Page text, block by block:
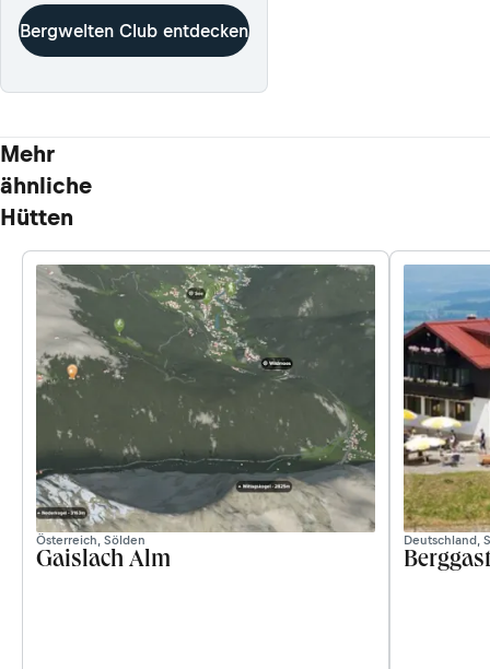
Bergwelten Club entdecken
Mehr
ähnliche
Hütten
Österreich, Sölden
Gaislach Alm
Deutschland,